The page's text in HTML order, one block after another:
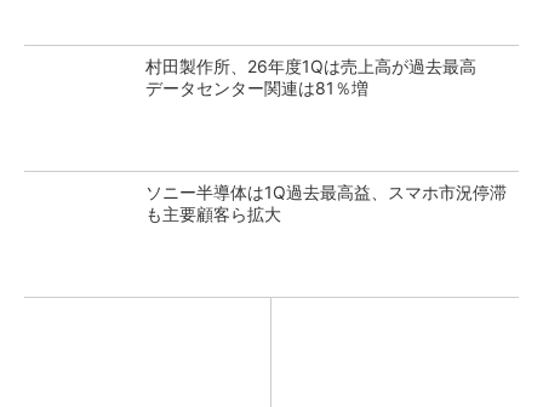
村田製作所、26年度1Qは売上高が過去最高
データセンター関連は81％増
ソニー半導体は1Q過去最高益、スマホ市況停滞
も主要顧客ら拡大